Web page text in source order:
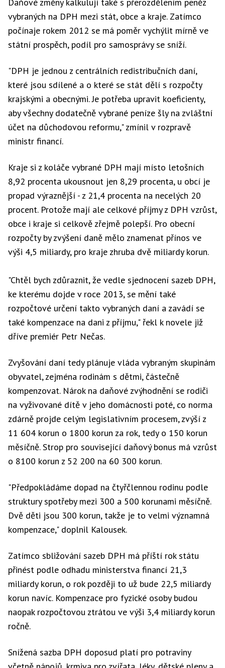
vybraných na DPH mezi stát, obce a kraje. Zatímco
počínaje rokem 2012 se má poměr vychýlit mírně ve
státní prospěch, podíl pro samosprávy se sníží.
"DPH je jednou z centrálních redistribučních daní,
které jsou sdílené a o které se stát dělí s rozpočty
krajskými a obecnými. Je potřeba upravit koeficienty,
aby všechny dodatečně vybrané peníze šly na zvláštní
účet na důchodovou reformu," zmínil v rozpravě
ministr financí.
Kraje si z koláče vybrané DPH mají místo letošních
8,92 procenta ukousnout jen 8,29 procenta, u obcí je
propad výraznější - z 21,4 procenta na necelých 20
procent. Protože mají ale celkové příjmy z DPH vzrůst,
obce i kraje si celkově zřejmě polepší. Pro obecní
rozpočty by zvýšení daně mělo znamenat přínos ve
výši 4,5 miliardy, pro kraje zhruba dvě miliardy korun.
"Chtěl bych zdůraznit, že vedle sjednocení sazeb DPH,
ke kterému dojde v roce 2013, se mění také
rozpočtové určení takto vybraných daní a zavádí se
také kompenzace na dani z příjmu," řekl k novele již
dříve premiér Petr Nečas.
Zvyšování daní tedy plánuje vláda vybraným skupinám
obyvatel, zejména rodinám s dětmi, částečně
kompenzovat. Nárok na daňové zvýhodnění se rodiči
na vyživované dítě v jeho domácnosti poté, co norma
zdárně projde celým legislativním procesem, zvýší z
11 604 korun o 1800 korun za rok, tedy o 150 korun
měsíčně. Strop pro související daňový bonus má vzrůst
o 8100 korun z 52 200 na 60 300 korun.
"Předpokládáme dopad na čtyřčlennou rodinu podle
struktury spotřeby mezi 300 a 500 korunami měsíčně.
Dvě děti jsou 300 korun, takže je to velmi významná
kompenzace," doplnil Kalousek.
Zatímco sbližování sazeb DPH má příští rok státu
přinést podle odhadu ministerstva financí 21,3
miliardy korun, o rok později to už bude 22,5 miliardy
korun navíc. Kompenzace pro fyzické osoby budou
naopak rozpočtovou ztrátou ve výši 3,4 miliardy korun
ročně.
Snížená sazba DPH doposud platí pro potraviny